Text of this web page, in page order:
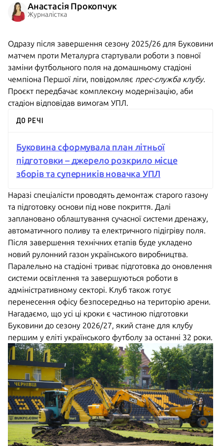
Анастасія Прокопчук
Журналістка
Одразу після завершення сезону 2025/26 для Буковини
матчем проти Металурга стартували роботи з повної
заміни футбольного поля на домашньому стадіоні
чемпіона Першої ліги, повідомляє прес-служба клубу.
Проєкт передбачає комплексну модернізацію, аби
стадіон відповідав вимогам УПЛ.
ДО РЕЧІ
Буковина сформувала план літньої
підготовки – джерело розкрило місце
зборів та суперників новачка УПЛ
Наразі спеціалісти проводять демонтаж старого газону
та підготовку основи під нове покриття. Далі
заплановано облаштування сучасної системи дренажу,
автоматичного поливу та електричного підігріву поля.
Після завершення технічних етапів буде укладено
новий рулонний газон українського виробництва.
Паралельно на стадіоні триває підготовка до оновлення
системи освітлення та завершуються роботи в
адміністративному секторі. Клуб також готує
перенесення офісу безпосередньо на територію арени.
Нагадаємо, що усі ці кроки є частиною підготовки
Буковини до сезону 2026/27, який стане для клубу
першим у еліті українського футболу за останні 32 роки.